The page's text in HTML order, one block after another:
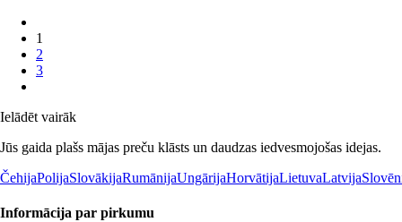
1
2
3
Ielādēt vairāk
Jūs gaida plašs mājas preču klāsts un daudzas iedvesmojošas idejas.
ČehijaPolijaSlovākijaRumānijaUngārijaHorvātijaLietuvaLatvija
Informācija par pirkumu